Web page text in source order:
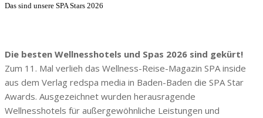
Das sind unsere SPA Stars 2026
Die besten Wellnesshotels und Spas 2026 sind gekürt!
Zum 11. Mal verlieh das Wellness-Reise-Magazin SPA inside
aus dem Verlag redspa media in Baden-Baden die SPA Star
Awards. Ausgezeichnet wurden herausragende
Wellnesshotels für außergewöhnliche Leistungen und